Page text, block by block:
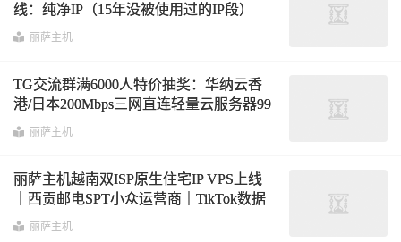
线：纯净IP（15年没被使用过的IP段）
+Gbps带宽+流媒体解锁+AI全家桶支持
丽萨主机
TG交流群满6000人特价抽奖：华纳云香
港/日本200Mbps三网直连轻量云服务器99
元/年，丽萨主机全场8折循环优惠码不限
丽萨主机
丽萨主机越南双ISP原生住宅IP VPS上线
｜西贡邮电SPT小众运营商｜TikTok数据
表现优秀，1个IPv4+5个IPv6，48小时退款
丽萨主机